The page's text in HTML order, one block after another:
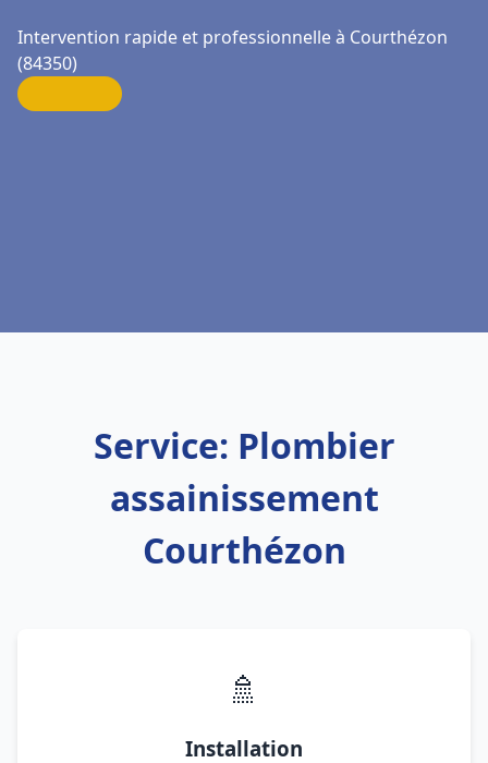
Intervention rapide et professionnelle à Courthézon
(84350)
Service: Plombier
assainissement
Courthézon
🚿
Installation